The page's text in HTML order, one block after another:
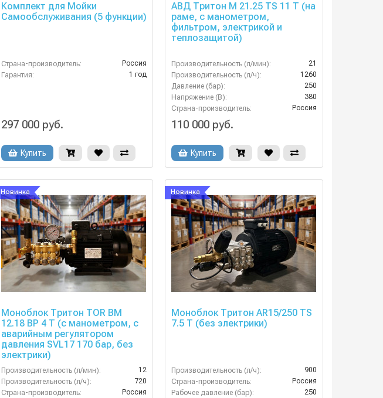
Комплект для Мойки
Самообслуживания (5 функции)
Страна-производитель:
Россия
Гарантия:
1 год
297 000 руб.
Купить
АВД Тритон M 21.25 TS 11 T (на
раме, с манометром,
фильтром, электрикой и
теплозащитой)
Производительность (л/мин):
21
Производительность (л/ч):
1260
Давление (бар):
250
Напряжение (В):
380
Страна-производитель:
Россия
110 000 руб.
Купить
Новинка
Моноблок Тритон TOR ВМ
12.18 ВР 4 Т (с манометром, с
аварийным регулятором
давления SVL17 170 бар, без
электрики)
Производительность (л/мин):
12
Производительность (л/ч):
720
Страна-производитель:
Россия
Новинка
Моноблок Тритон AR15/250 TS
7.5 T (без электрики)
Производительность (л/ч):
900
Страна-производитель:
Россия
Рабочее давление (бар):
250